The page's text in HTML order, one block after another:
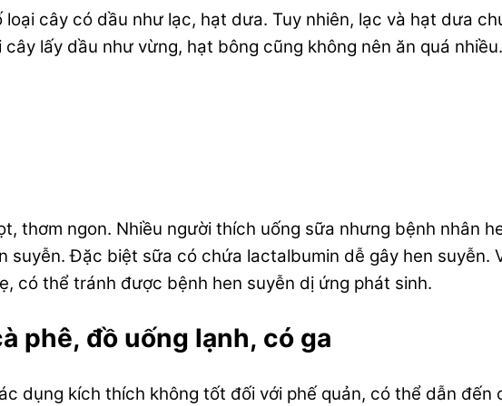
cây có dầu như lạc, hạt dưa. Tuy nhiên, lạc và hạt dưa
lấy dầu như vừng, hạt bông cũng không nên ăn quá nhiều.
thơm ngon. Nhiều người thích uống sữa nhưng bệnh nhân
suyễn. Đặc biệt sữa có chứa lactalbumin dễ gây hen suyễn.
có thể tránh được bệnh hen suyễn dị ứng phát sinh.
phê, đồ uống lạnh, có ga
dụng kích thích không tốt đối với phế quản, có thể dẫn